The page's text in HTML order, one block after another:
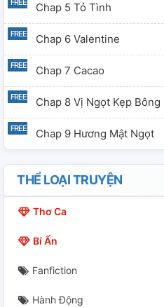
Chap 5 Tỏ Tình
Chap 6 Valentine
Chap 7 Cacao
Chap 8 Vị Ngọt Kẹp Bông
Chap 9 Hương Mật Ngọt
THỂ LOẠI TRUYỆN
Thơ Ca
Bí Ẩn
Fanfiction
Hành Động